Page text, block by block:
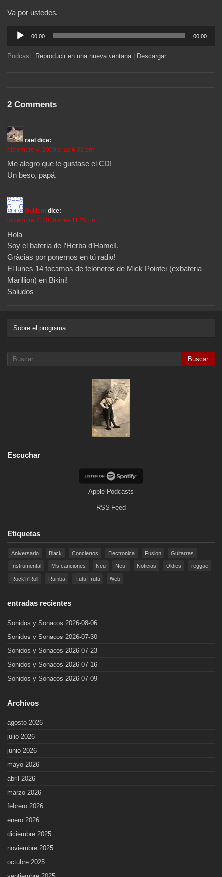
Va por ustedes.
Reproductor
audio
00:00 00:00
Podcast: Reproducir en una nueva ventana| Descargar
2 Comments
rael dice:
diciembre 4, 2009 a las 6:33 pm
Me alegro que te gustase el CD!
Un beso, papá.
Guillem dice:
diciembre 7, 2009 a las 11:29 pm
Hola
Soy el bateria de l’Herba d’Hamelí.
Gràcias por ponernos en tú radio!
El lunes 14 tocamos de teloneros de Mick Pointer (exbateria
Marillion) en Bikini!
Saludos
Sobre el programa
Buscar
Escuchar
Apple Podcasts
RSS Feed
Etiquetas
Aniversario Black Conciertos Electronica Fusion Guitarras
Instrumental Mis canciones Neu Neu! Noticias Oldies reggae
Rock'n'Roll Rumba Tutti Frutti Web
entradas recientes
Sonidos y Sonados 2026-08-06
Sonidos y Sonados 2026-07-30
Sonidos y Sonados 2026-07-23
Sonidos y Sonados 2026-07-16
Sonidos y Sonados 2026-07-09
Archivos
agosto 2026
julio 2026
junio 2026
mayo 2026
abril 2026
marzo 2026
febrero 2026
enero 2026
diciembre 2025
noviembre 2025
octubre 2025